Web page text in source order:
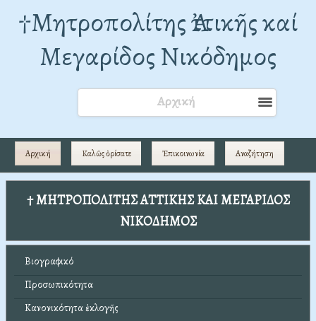
†Mητροπολίτης Ἀττικῆς καί
Μεγαρίδος Νικόδημος
Αρχική
Αρχική Καλῶς ὁρίσατε Ἐπικοινωνία Αναζήτηση
† ΜΗΤΡΟΠΟΛΙΤΗΣ ΑΤΤΙΚΗΣ ΚΑΙ ΜΕΓΑΡΙΔΟΣ
ΝΙΚΟΔΗΜΟΣ
Βιογραφικό
Προσωπικότητα
Κανονικότητα ἐκλογῆς